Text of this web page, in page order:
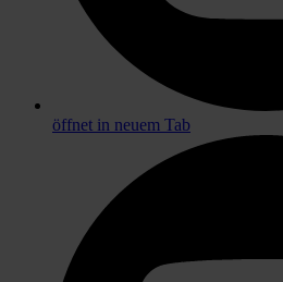
öffnet in neuem Tab